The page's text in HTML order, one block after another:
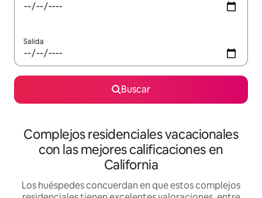
Salida
Buscar
Complejos residenciales vacacionales
con las mejores calificaciones en
California
Los huéspedes concuerdan en que estos complejos